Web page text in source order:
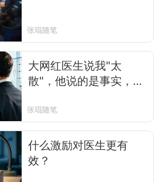
张琨随笔
大网红医生说我"太
散"，他说的是事实，但
张琨随笔
什么激励对医生更有
效？